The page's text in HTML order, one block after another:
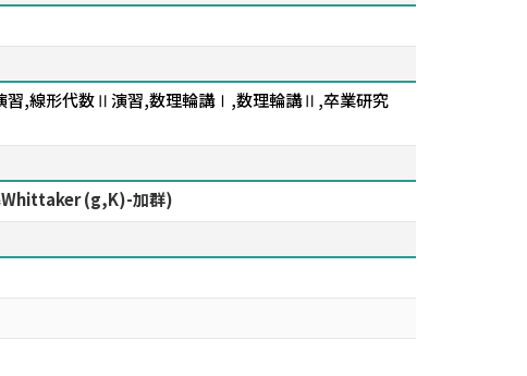
,線形代数Ⅱ演習,数理輪講Ⅰ,数理輪講Ⅱ,卒業研究
Whittaker (g,K)-加群)